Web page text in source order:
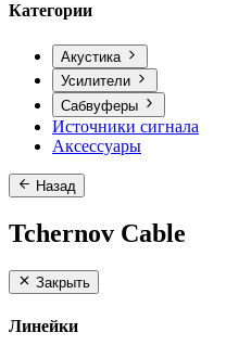
Категории
Акустика
Усилители
Сабвуферы
Источники сигнала
Аксессуары
Назад
Tchernov Cable
Закрыть
Линейки